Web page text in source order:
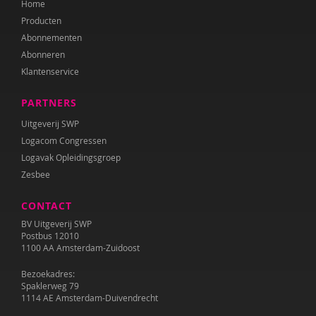
Katrien Brys
Ed Buitenhek
Wouter Bulckaert
Leen Dom
Edith van Eck
Sonja Ehlers
Tirtsa Ehrlich
Belinda Fallaux
Naomie Geens
Home
Producten
Abonnementen
Abonneren
Klantenservice
PARTNERS
Uitgeverij SWP
Logacom Congressen
Logavak Opleidingsgroep
Zesbee
CONTACT
BV Uitgeverij SWP
Postbus 12010
1100 AA Amsterdam-Zuidoost
Bezoekadres:
Spaklerweg 79
1114 AE Amsterdam-Duivendrecht